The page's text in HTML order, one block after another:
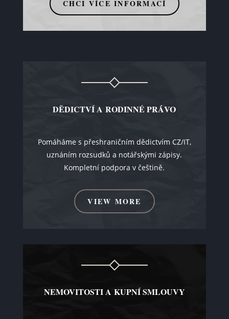
CHCI VÍCE INFORMACÍ
DĚDICTVÍ A RODINNÉ PRÁVO
Pomáháme s přeshraničním dědictvím CZ/IT,
uznáním rozsudků a notářskými zápisy.
Kompletní podpora v češtině.
VIEW MORE
NEMOVITOSTI A KUPNÍ SMLOUVY